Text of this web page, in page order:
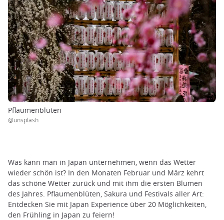
Pflaumenblüten
@unsplash
Was kann man in Japan unternehmen, wenn das Wetter
wieder schön ist? In den Monaten Februar und März kehrt
das schöne Wetter zurück und mit ihm die ersten Blumen
des Jahres. Pflaumenblüten, Sakura und Festivals aller Art:
Entdecken Sie mit Japan Experience über 20 Möglichkeiten,
den Frühling in Japan zu feiern!